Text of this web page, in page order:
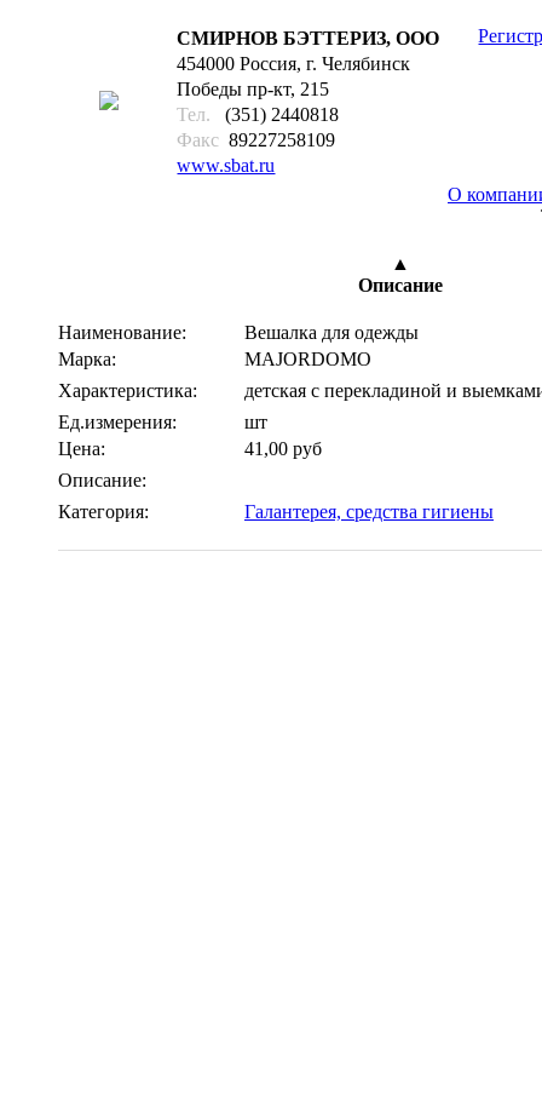
СМИРНОВ БЭТТЕРИЗ, ООО
454000 Россия, г. Челябинск
Победы пр-кт, 215
Тел.
(351) 2440818
Факс 89227258109
www.sbat.ru
О
▲
Описание
Наименование:
Вешалка для одежды
Марка:
MAJORDOMO
Характеристика:
детская с перекладиной и
Ед.измерения:
шт
Цена:
41,00 руб
Описание:
Категория:
Галантерея, средства гигиены